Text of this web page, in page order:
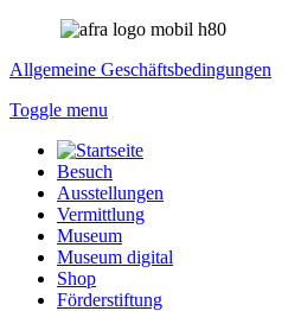
Allgemeine Geschäftsbedingungen
Toggle menu
Besuch
Ausstellungen
Vermittlung
Museum
Museum digital
Shop
Förderstiftung